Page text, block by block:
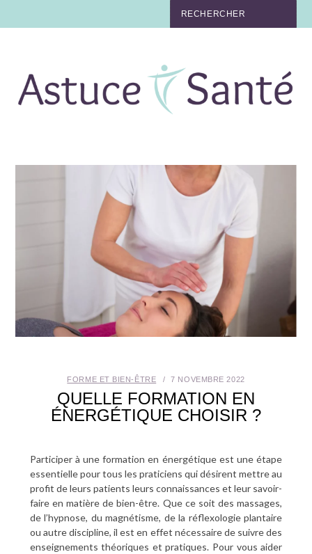
TABAC
MÉDECINE DOUCE
SANTÉ BUCCO-DENTAIRE
FORME ET BIEN-ÊTRE 7 NOVEMBRE 2022
QUELLE FORMATION EN
ÉNERGÉTIQUE CHOISIR ?
Participer à une formation en énergétique est une étape
essentielle pour tous les praticiens qui désirent mettre au
profit de leurs patients leurs connaissances et leur savoir-
faire en matière de bien-être. Que ce soit des massages,
de l’hypnose, du magnétisme, de la réflexologie plantaire
ou autre discipline, il est en effet nécessaire de suivre des
enseignements théoriques et pratiques. Pour vous aider